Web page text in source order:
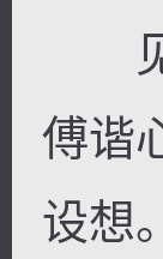
见
傅谐
设想。